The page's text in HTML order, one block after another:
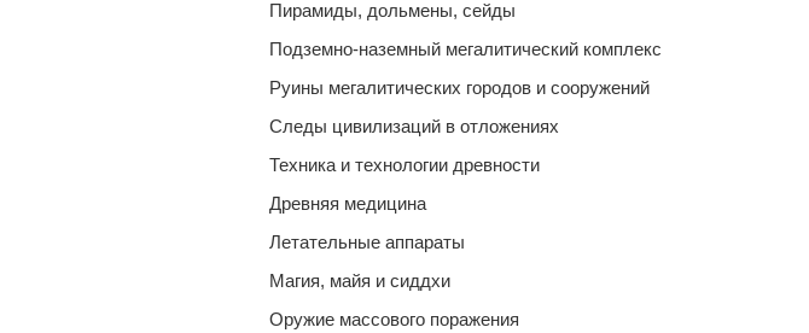
Пирамиды, дольмены, сейды
Подземно-наземный мегалитический комплекс
Руины мегалитических городов и сооружений
Следы цивилизаций в отложениях
Техника и технологии древности
Древняя медицина
Летательные аппараты
Магия, майя и сиддхи
Оружие массового поражения